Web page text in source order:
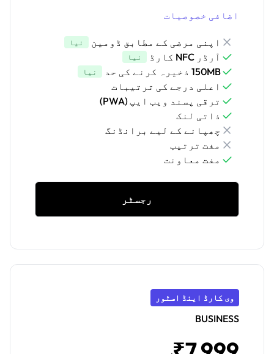
اضافی خصوصیات
اپنی مرضی کے مطابق ڈومین نیا
آرڈر NFC کارڈ نیا
150MB ذخیرہ کرنے کی حد نیا
اعلی درجے کی ترتیبات
ترقی پسند ویب ایپ (PWA)
ذاتی لنک
چھپانے کے لیے برانڈنگ
مفت ترتیب
مفت معاونت
رجسٹر
وی کارڈ اینڈ اسٹور
BUSINESS